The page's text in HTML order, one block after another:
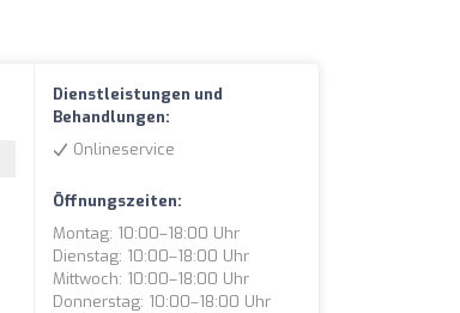
Dienstleistungen und
Behandlungen:
Onlineservice
Öffnungszeiten:
Montag: 10:00–18:00 Uhr
Dienstag: 10:00–18:00 Uhr
Mittwoch: 10:00–18:00 Uhr
Donnerstag: 10:00–18:00 Uhr